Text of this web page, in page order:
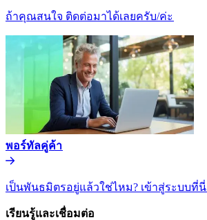
ถ้าคุณสนใจ ติดต่อมาได้เลยครับ/ค่ะ​​
พอร์ทัลคู่ค้า​​
เป็นพันธมิตรอยู่แล้วใช่ไหม? เข้าสู่ระบบที่นี่​​
เรียนรู้และเชื่อมต่อ​​